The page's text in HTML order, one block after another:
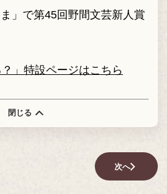
」で第45回野間文芸新人賞
？」特設ページはこちら
閉じる
次へ